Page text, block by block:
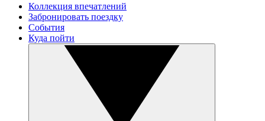
Коллекция впечатлений
Забронировать поездку
События
Куда пойти